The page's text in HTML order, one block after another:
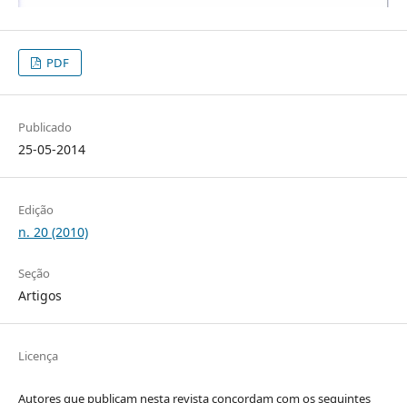
PDF
Publicado
25-05-2014
Edição
n. 20 (2010)
Seção
Artigos
Licença
Autores que publicam nesta revista concordam com os seguintes